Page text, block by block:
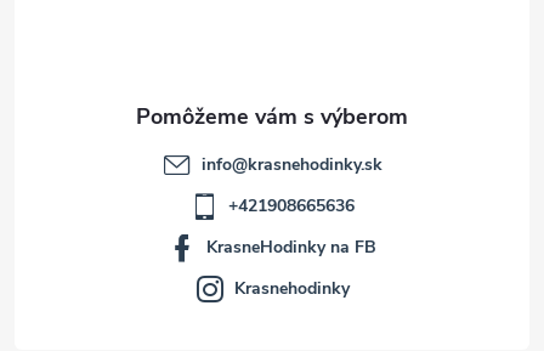
info@krasnehodinky.sk
+421908665636
KrasneHodinky na FB
Krasnehodinky